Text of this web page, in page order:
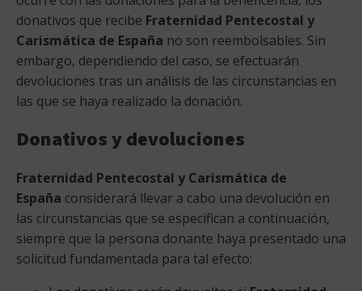
donativos que recibe Fraternidad Pentecostal y
Carismática de España no son reembolsables. Sin
embargo, dependiendo del caso, se efectuarán
devoluciones tras un análisis de las circunstancias en
las que se haya realizado la donación.
Donativos y devoluciones
Fraternidad Pentecostal y Carismática de
España considerará llevar a cabo una devolución en
las circunstancias que se especifican a continuación,
siempre que la persona donante haya presentado una
solicitud fundamentada para tal efecto: